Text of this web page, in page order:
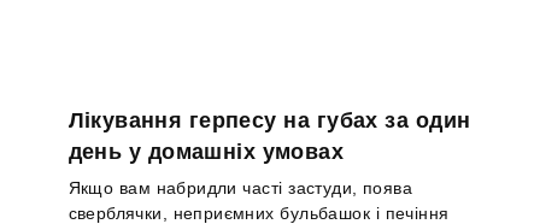
Лікування герпесу на губах за один
день у домашніх умовах
Якщо вам набридли часті застуди, поява
сверблячки, неприємних бульбашок і печіння